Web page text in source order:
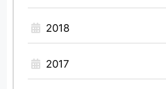
2018
2017